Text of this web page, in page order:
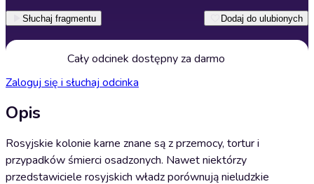
Słuchaj fragmentu Dodaj do ulubionych
Cały odcinek dostępny za darmo
Zaloguj się i słuchaj odcinka
Opis
Rosyjskie kolonie karne znane są z przemocy, tortur i
przypadków śmierci osadzonych. Nawet niektórzy
przedstawiciele rosyjskich władz porównują nieludzkie